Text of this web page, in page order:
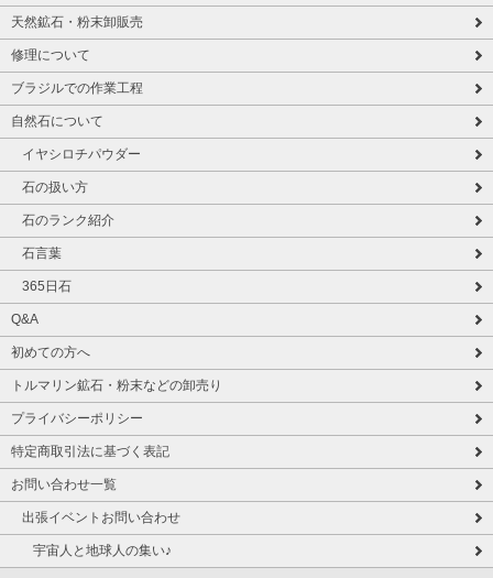
天然鉱石・粉末卸販売
修理について
ブラジルでの作業工程
自然石について
イヤシロチパウダー
石の扱い方
石のランク紹介
石言葉
365日石
Q&A
初めての方へ
トルマリン鉱石・粉末などの卸売り
プライバシーポリシー
特定商取引法に基づく表記
お問い合わせ一覧
出張イベントお問い合わせ
宇宙人と地球人の集い♪